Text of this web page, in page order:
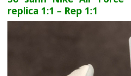
replica 1:1 – Rep 1:1